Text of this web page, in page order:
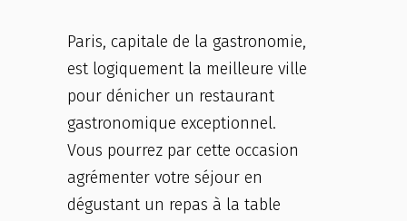
Paris, capitale de la gastronomie,
est logiquement la meilleure ville
pour dénicher un restaurant
gastronomique exceptionnel.
Vous pourrez par cette occasion
agrémenter votre séjour en
dégustant un repas à la table